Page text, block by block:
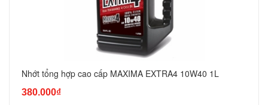
Nhớt tổng hợp cao cấp MAXIMA EXTRA4 10W40 1L
380.000₫